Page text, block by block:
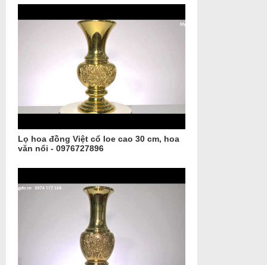
Lọ hoa đồng Việt cổ loe cao 30 cm, hoa
văn nổi - 0976727896